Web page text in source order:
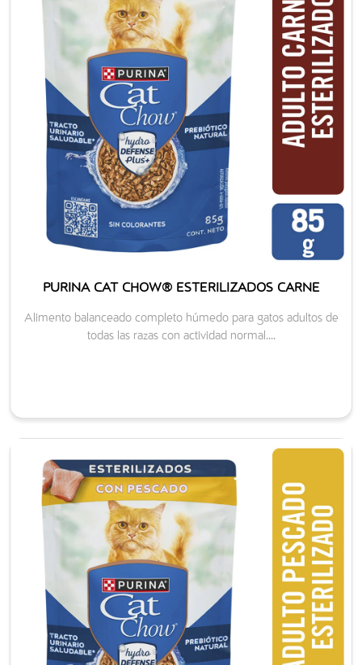
PURINA CAT CHOW® ESTERILIZADOS CARNE
Alimento balanceado completo húmedo para gatos adultos de
todas las razas con actividad normal....